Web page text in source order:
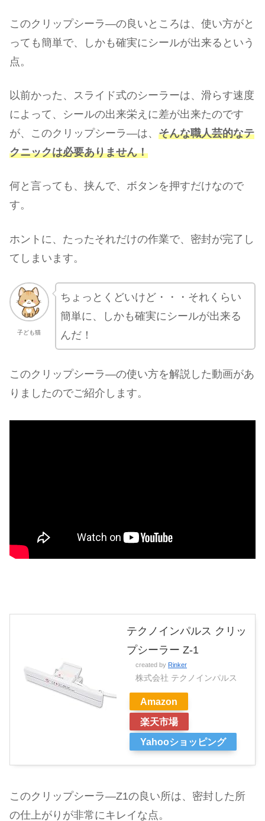
このクリップシーラ―の良いところは、使い方がと
っても簡単で、しかも確実にシールが出来るという
点。
以前かった、スライド式のシーラーは、滑らす速度
によって、シールの出来栄えに差が出来たのです
が、このクリップシーラ―は、 そんな職人芸的なテ
クニックは必要ありません！
何と言っても、挟んで、ボタンを押すだけなので
す。
ホントに、たったそれだけの作業で、密封が完了し
てしまいます。
子ども猫
ちょっとくどいけど・・・それくらい
簡単に、しかも確実にシールが出来る
んだ！
このクリップシーラ―の使い方を解説した動画があ
りましたのでご紹介します。
テクノインパルス クリッ
プシーラー Z-1
created by Rinker
株式会社 テクノインパルス
Amazon
楽天市場
Yahooショッピング
このクリップシーラ―Z1の良い所は、密封した所
の仕上がりが非常にキレイな点。